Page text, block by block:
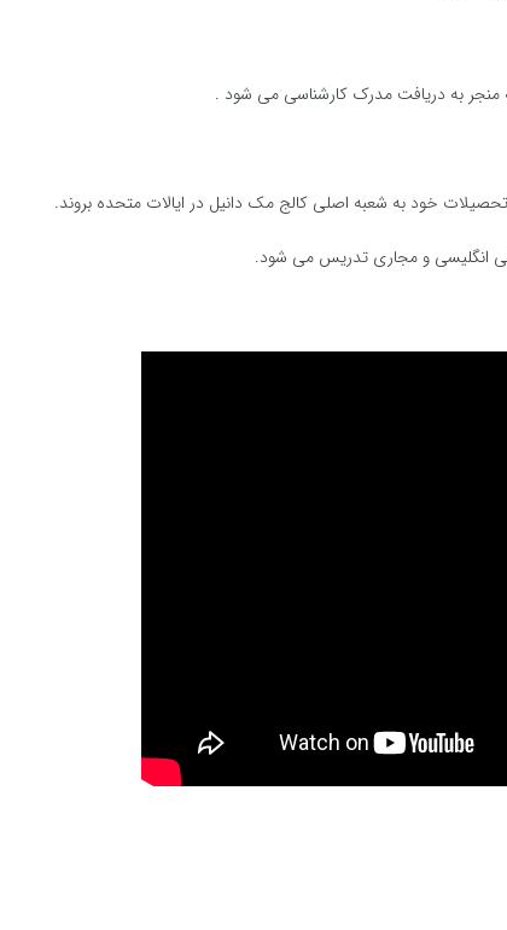
انگلیسی و مجاری تدریس می شود.